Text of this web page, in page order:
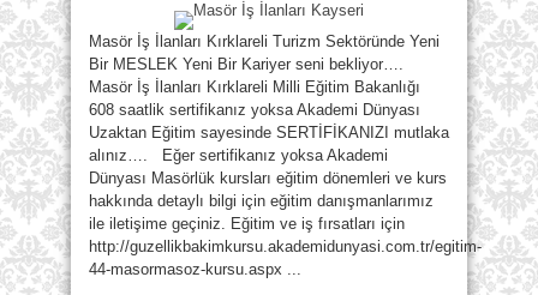
Masör İş İlanları Kırklareli Turizm Sektöründe Yeni
Bir MESLEK Yeni Bir Kariyer seni bekliyor….
Masör İş İlanları Kırklareli Milli Eğitim Bakanlığı
608 saatlik sertifikanız yoksa Akademi Dünyası
Uzaktan Eğitim sayesinde SERTİFİKANIZI mutlaka
alınız…. Eğer sertifikanız yoksa Akademi
Dünyası Masörlük kursları eğitim dönemleri ve kurs
hakkında detaylı bilgi için eğitim danışmanlarımız
ile iletişime geçiniz. Eğitim ve iş fırsatları için
http://guzellikbakimkursu.akademidunyasi.com.tr/egitim-
44-masormasoz-kursu.aspx ...